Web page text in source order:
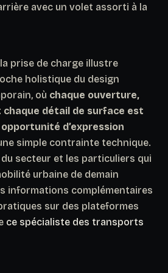
arrière avec un volet assorti à la
prise de charge illustre
holistique du design
où chaque ouverture,
détail de surface est
d’expression
simple contrainte technique.
secteur et les particuliers qui
urbaine de demain
informations complémentaires
sur des plateformes
ce spécialiste des transports